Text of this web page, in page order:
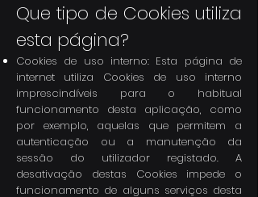
Que tipo de Cookies utiliza
esta página?
Cookies de uso interno: Esta página de
internet utiliza Cookies de uso interno
imprescindíveis para o habitual
funcionamento desta aplicação, como
por exemplo, aquelas que permitem a
autenticação ou a manutenção da
sessão do utilizador registado. A
desativação destas Cookies impede o
funcionamento de alguns serviços desta